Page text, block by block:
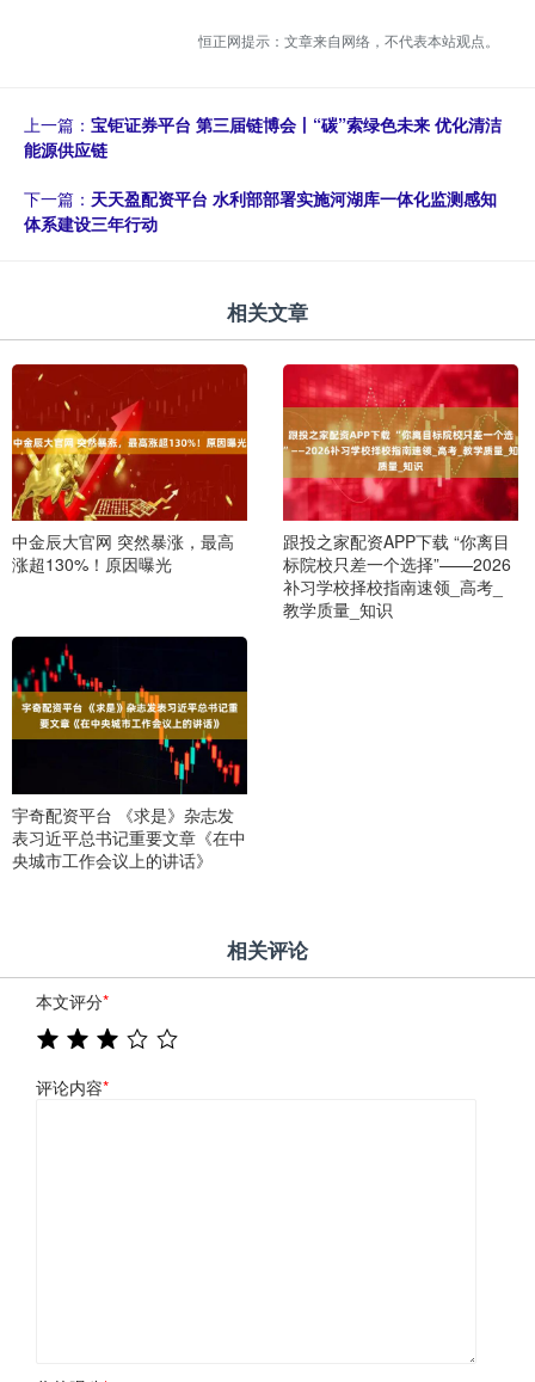
恒正网提示：文章来自网络，不代表本站观点。
上一篇： 宝钜证券平台 第三届链博会丨“碳”索绿色未来 优化清洁
能源供应链
下一篇： 天天盈配资平台 水利部部署实施河湖库一体化监测感知
体系建设三年行动
相关文章
中金辰大官网 突然暴涨，最高
涨超130%！原因曝光
跟投之家配资APP下载 “你离目
标院校只差一个选择”——2026
补习学校择校指南速领_高考_
教学质量_知识
宇奇配资平台 《求是》杂志发
表习近平总书记重要文章《在中
央城市工作会议上的讲话》
相关评论
本文评分*
评论内容*